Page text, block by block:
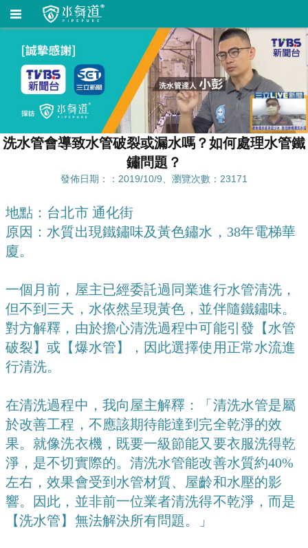
洗水管會導致水管破裂或漏水嗎？如何處理水管鐵
鏽問題？
發佈日期：：2019/10/9、瀏覽次數：23171
地點：台北市 通化街
原因：水質出現鐵鏽味及黃色鏽水，38年電梯華
廈。
一個月前，屋主已經委託過同業進行水管清洗，
但不到三天，水依然呈現黃色，並伴隨鐵鏽味。
對方解釋，由於擔心清洗過程中可能引發【水管
破裂】或【爆水管】，因此選擇使用正常水流進
行清洗。
在清洗過程中，我向屋主解釋：「清洗水管是屬
於改善工程，不應該期待能達到完全乾淨的效
果。就像洗衣機，既要一級節能又要衣服洗得乾
淨，是不切實際的。清洗水管能改善水質約40%
左右，效果會受到水管材質、屋齡和水壓的影
響。因此，並非前一位業者清洗得不乾淨，而是
【洗水管】無法解決所有問題。」